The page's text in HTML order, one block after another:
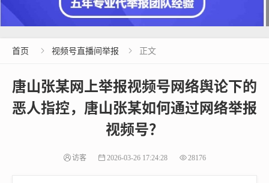
首页  视频号直播间举报  正文
唐山张某网上举报视频号网络舆论下的
恶人指控，唐山张某如何通过网络举报
视频号？
访客 2026-03-26 17:24:28 28176